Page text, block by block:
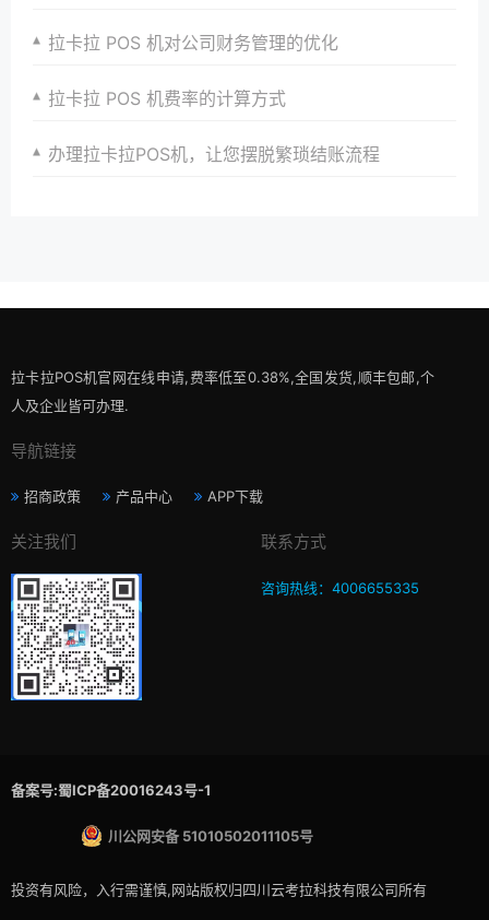
拉卡拉 POS 机对公司财务管理的优化
拉卡拉 POS 机费率的计算方式
办理拉卡拉POS机，让您摆脱繁琐结账流程
拉卡拉POS机官网在线申请,费率低至0.38%,全国发货,顺丰包邮,个
人及企业皆可办理.
导航链接
招商政策 产品中心 APP下载
关注我们 联系方式
咨询热线：4006655335
备案号:蜀ICP备20016243号-1
川公网安备 51010502011105号
投资有风险，入行需谨慎,网站版权归四川云考拉科技有限公司所有